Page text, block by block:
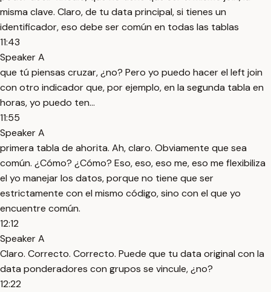
misma clave. Claro, de tu data principal, si tienes un
identificador, eso debe ser común en todas las tablas
11:43
Speaker A
que tú piensas cruzar, ¿no? Pero yo puedo hacer el left join
con otro indicador que, por ejemplo, en la segunda tabla en
horas, yo puedo ten...
11:55
Speaker A
primera tabla de ahorita. Ah, claro. Obviamente que sea
común. ¿Cómo? ¿Cómo? Eso, eso, eso me, eso me flexibiliza
el yo manejar los datos, porque no tiene que ser
estrictamente con el mismo código, sino con el que yo
encuentre común.
12:12
Speaker A
Claro. Correcto. Correcto. Puede que tu data original con la
data ponderadores con grupos se vincule, ¿no?
12:22